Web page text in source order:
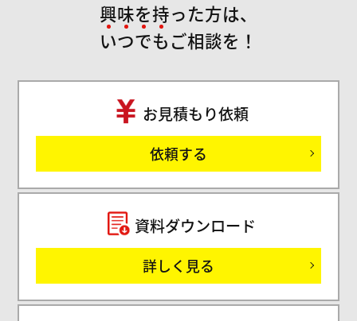
サ
興味を持った方は、
いつでもご相談を！
お見積もり依頼
依頼する
資料ダウンロード
詳しく見る